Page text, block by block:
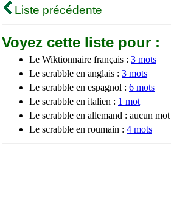
Liste précédente
Voyez cette liste pour :
Le Wiktionnaire français : 3 mots
Le scrabble en anglais : 3 mots
Le scrabble en espagnol : 6 mots
Le scrabble en italien : 1 mot
Le scrabble en allemand : aucun mot
Le scrabble en roumain : 4 mots